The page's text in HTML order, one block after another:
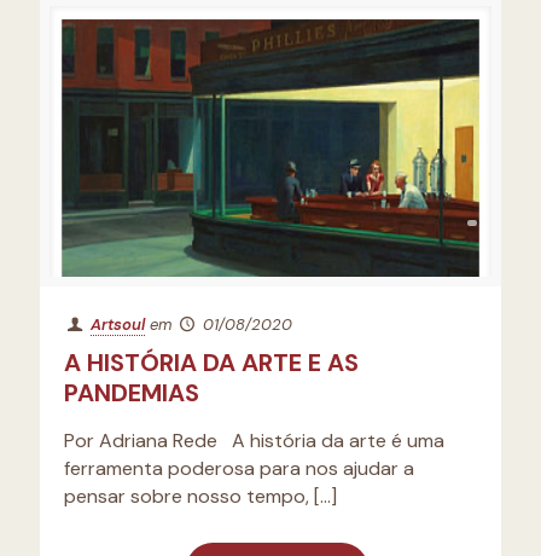
Artsoul em 01/08/2020
A HISTÓRIA DA ARTE E AS
PANDEMIAS
Por Adriana Rede A história da arte é uma
ferramenta poderosa para nos ajudar a
pensar sobre nosso tempo, […]